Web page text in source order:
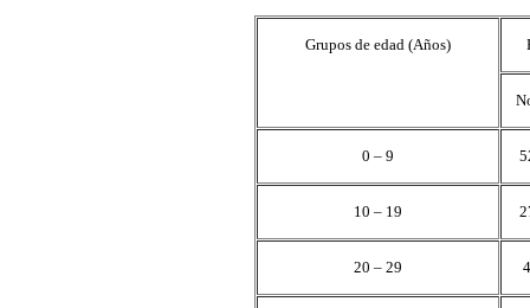
Grupos de edad (Años)
0 – 9
10 – 19
20 – 29 4